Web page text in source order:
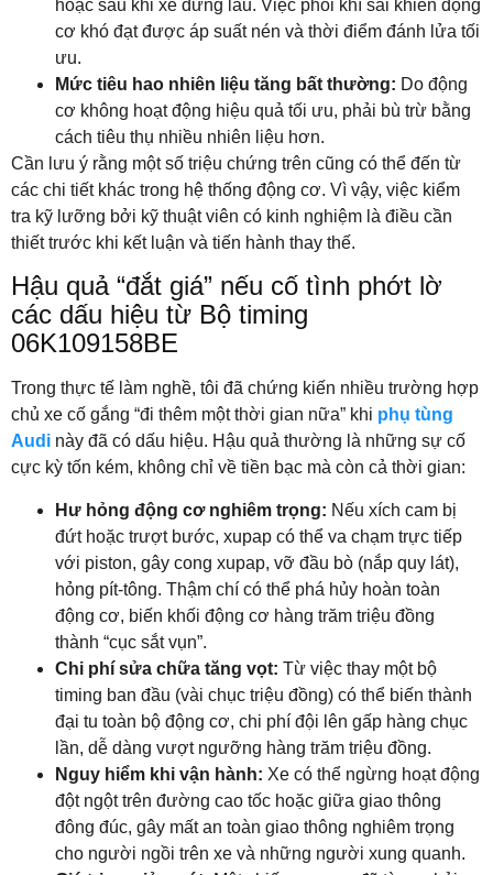
hoặc sau khi xe dừng lâu. Việc phối khí sai khiến động
cơ khó đạt được áp suất nén và thời điểm đánh lửa tối
ưu.
Mức tiêu hao nhiên liệu tăng bất thường: Do động
cơ không hoạt động hiệu quả tối ưu, phải bù trừ bằng
cách tiêu thụ nhiều nhiên liệu hơn.
Cần lưu ý rằng một số triệu chứng trên cũng có thể đến từ
các chi tiết khác trong hệ thống động cơ. Vì vậy, việc kiểm
tra kỹ lưỡng bởi kỹ thuật viên có kinh nghiệm là điều cần
thiết trước khi kết luận và tiến hành thay thế.
Hậu quả “đắt giá” nếu cố tình phớt lờ
các dấu hiệu từ Bộ timing
06K109158BE
Trong thực tế làm nghề, tôi đã chứng kiến nhiều trường hợp
chủ xe cố gắng “đi thêm một thời gian nữa” khi phụ tùng
Audi này đã có dấu hiệu. Hậu quả thường là những sự cố
cực kỳ tốn kém, không chỉ về tiền bạc mà còn cả thời gian:
Hư hỏng động cơ nghiêm trọng: Nếu xích cam bị
đứt hoặc trượt bước, xupap có thể va chạm trực tiếp
với piston, gây cong xupap, vỡ đầu bò (nắp quy lát),
hỏng pít-tông. Thậm chí có thể phá hủy hoàn toàn
động cơ, biến khối động cơ hàng trăm triệu đồng
thành “cục sắt vụn”.
Chi phí sửa chữa tăng vọt: Từ việc thay một bộ
timing ban đầu (vài chục triệu đồng) có thể biến thành
đại tu toàn bộ động cơ, chi phí đội lên gấp hàng chục
lần, dễ dàng vượt ngưỡng hàng trăm triệu đồng.
Nguy hiểm khi vận hành: Xe có thể ngừng hoạt động
đột ngột trên đường cao tốc hoặc giữa giao thông
đông đúc, gây mất an toàn giao thông nghiêm trọng
cho người ngồi trên xe và những người xung quanh.